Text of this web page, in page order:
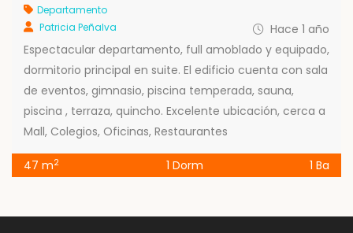
Departamento
Patricia Peñalva
Hace 1 año
Espectacular departamento, full amoblado y equipado,
dormitorio principal en suite. El edificio cuenta con sala
de eventos, gimnasio, piscina temperada, sauna,
piscina , terraza, quincho. Excelente ubicación, cerca a
Mall, Colegios, Oficinas, Restaurantes
47 m2 1 Dorm 1 Ba